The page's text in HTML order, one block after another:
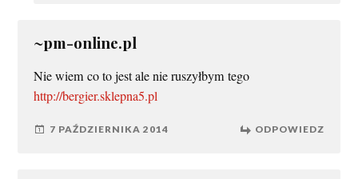
~pm-online.pl
Nie wiem co to jest ale nie ruszyłbym tego
http://bergier.sklepna5.pl
7 PAŹDZIERNIKA 2014 ODPOWIEDZ